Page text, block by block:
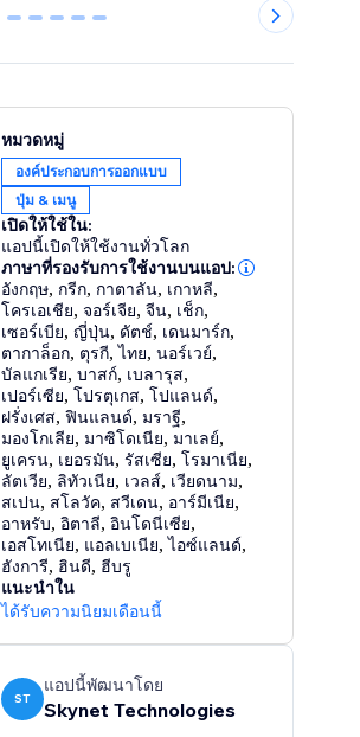
4 5 6 7 8
หมวดหมู่
องค์ประกอบการออกแบบ
ปุ่ม & เมนู
เปิดให้ใช้ใน:
แอปนี้เปิดให้ใช้งานทั่วโลก
ภาษาที่รองรับการใช้งานบนแอป:
อังกฤษ, กรีก, กาตาลัน, เกาหลี,
โครเอเชีย,จอร์เจีย,จีน, เช็ก,
เซอร์เบีย,ญี่ปุ่น, ดัตช์, เดนมาร์ก,
ตากาล็อก, ตุรกี,ไทย,นอร์เวย์,
บัลแกเรีย,บาสก์, เบลารุส,
เปอร์เซีย,โปรตุเกส,โปแลนด์,
ฝรั่งเศส,ฟินแลนด์,มราฐี,
มองโกเลีย,มาซิโดเนีย,มาเลย์,
ยูเครน, เยอรมัน,รัสเซีย,โรมาเนีย,
ลัตเวีย, ลิทัวเนีย, เวลส์, เวียดนาม,
สเปน, สโลวัค, สวีเดน, อาร์มีเนีย,
อาหรับ,อิตาลี,อินโดนีเซีย,
เอสโทเนีย, แอลเบเนีย,ไอซ์แลนด์,
ฮังการี, ฮินดี, ฮีบรู
แนะนำใน
ได้รับความนิยมเดือนนี้
ST
แอปนี้พัฒนาโดย
Skynet Technologies